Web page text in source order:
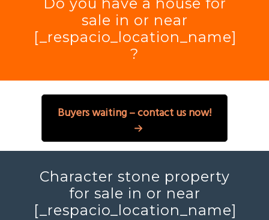
Do you have a house for
sale in or near
[_respacio_location_name]
?
Buyers waiting – contact us now!
Character stone property
for sale in or near
[_respacio_location_name]